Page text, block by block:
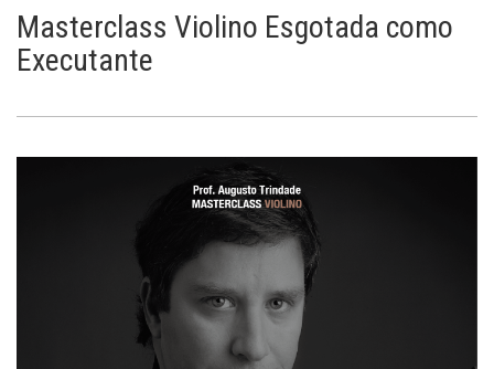
Masterclass Violino Esgotada como
Executante